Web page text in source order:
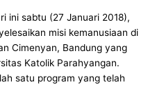
ini sabtu (27 Januari 2018),
misi kemanusiaan di
Cimenyan, Bandung yang
Katolik Parahyangan.
satu program yang telah